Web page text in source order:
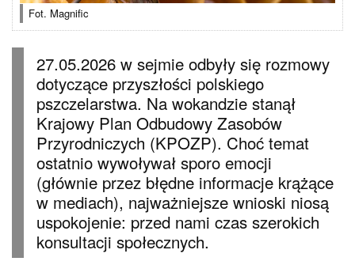
Fot. Magnific
27.05.2026 w sejmie odbyły się rozmowy
dotyczące przyszłości polskiego
pszczelarstwa. Na wokandzie stanął
Krajowy Plan Odbudowy Zasobów
Przyrodniczych (KPOZP). Choć temat
ostatnio wywoływał sporo emocji
(głównie przez błędne informacje krążące
w mediach), najważniejsze wnioski niosą
uspokojenie: przed nami czas szerokich
konsultacji społecznych.